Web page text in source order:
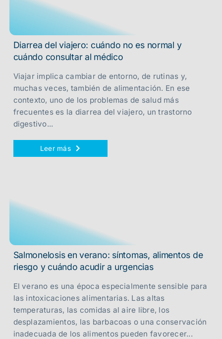
Diarrea del viajero: cuándo no es normal y
cuándo consultar al médico
Viajar implica cambiar de entorno, de rutinas y,
muchas veces, también de alimentación. En ese
contexto, uno de los problemas de salud más
frecuentes es la diarrea del viajero, un trastorno
digestivo...
Leer más
Salmonelosis en verano: síntomas, alimentos de
riesgo y cuándo acudir a urgencias
El verano es una época especialmente sensible para
las intoxicaciones alimentarias. Las altas
temperaturas, las comidas al aire libre, los
desplazamientos, las barbacoas o una conservación
inadecuada de los alimentos pueden favorecer...